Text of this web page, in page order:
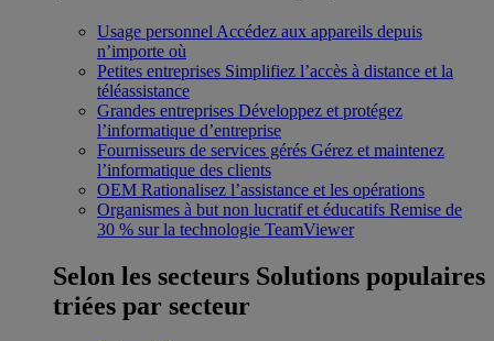
Usage personnel Accédez aux appareils depuis
n’importe où
Petites entreprises Simplifiez l’accès à distance et la
téléassistance
Grandes entreprises Développez et protégez
l’informatique d’entreprise
Fournisseurs de services gérés Gérez et maintenez
l’informatique des clients
OEM Rationalisez l’assistance et les opérations
Organismes à but non lucratif et éducatifs Remise de
30 % sur la technologie TeamViewer
Selon les secteurs Solutions populaires
triées par secteur